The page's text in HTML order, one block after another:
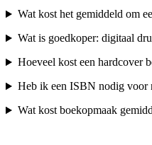
Wat kost het gemiddeld om
Wat is goedkoper: digitaal
Hoeveel kost een hardcover
Heb ik een ISBN nodig voor
Wat kost boekopmaak